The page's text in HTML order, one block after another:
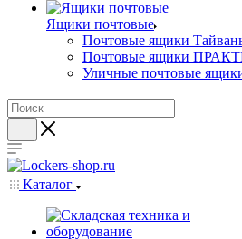
Ящики почтовые
Почтовые ящики
Почтовые ящики
Уличные почтовые
Каталог